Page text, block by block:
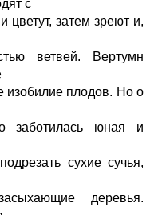
с
затем зреют и,
ветвей. Вертумн
изобилие плодов. Но о
заботилась юная и
сухие сучья,
деревья.